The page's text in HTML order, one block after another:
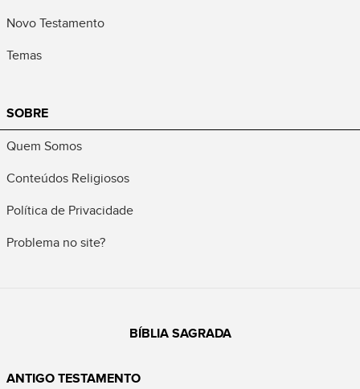
Novo Testamento
Temas
SOBRE
Quem Somos
Conteúdos Religiosos
Política de Privacidade
Problema no site?
BÍBLIA SAGRADA
ANTIGO TESTAMENTO